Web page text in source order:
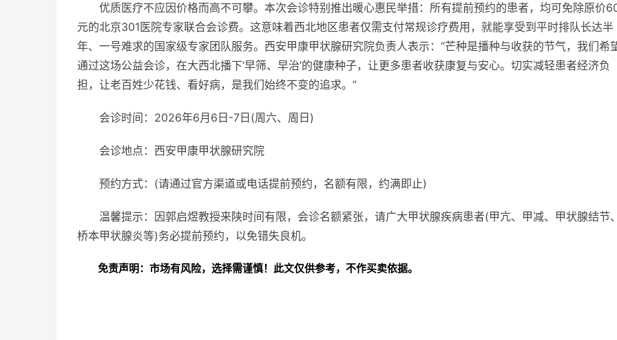
优质医疗不应因价格而高不可攀。本次会诊特别推出暖心惠民举措：所有提前预约的患者，均可免除原价
元的北京301医院专家联合会诊费。这意味着西北地区患者仅需支付常规诊疗费用，就能享受到 平时排队长达半
年、一号难求的国家级专家团队服务。西安甲康甲状腺研究院负责人表示：“芒种是播种与收获的节气，我们希
通过这场公益会诊，在大西北播下‘早筛、早治’的健康种子，让更多患者收获康复与安心。切实减轻患者经济负
担，让老百姓少花钱、看好病，是我们始终不变的追求。”
会诊时间：2026年6月6日-7日(周六、周日)
会诊地点：西安甲康甲状腺研究院
预约方式：(请通过官方渠道或电话提前预约，名额有限，约满即止)
温馨提示：因郭启煜教授来陕时间有限，会诊名额紧张，请广大甲状腺疾病患者(甲亢、甲减、甲状腺结节、
桥本甲状腺炎等)务必提前预约，以免错失良机。
免责声明：市场有风险，选择需谨慎！此文仅供参考，不作买卖依据。